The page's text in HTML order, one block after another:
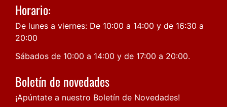
Horario:
De lunes a viernes: De 10:00 a 14:00 y de 16:30 a
20:00
Sábados de 10:00 a 14:00 y de 17:00 a 20:00.
Boletín de novedades
¡Apúntate a nuestro Boletín de Novedades!